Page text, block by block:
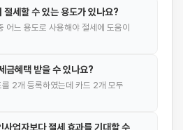
절세할 수 있는 용도가 있나요?
어느 용도로 사용해야 절세에 도움이
금혜택 받을 수 있나요?
2개 등록하였는데 카드 2개 모두
사업자보다 절세 효과를 기대할 수